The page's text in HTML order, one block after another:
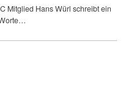
Mitglied Hans Würl schreibt ein